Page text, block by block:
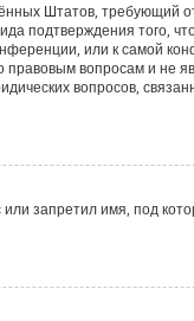
Штатов, требующий
подтверждения того,
или к самой
вопросам и не
вопросов,
запретил имя, под